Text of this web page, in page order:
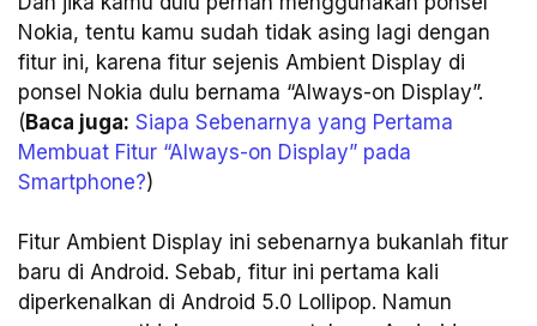
Nokia, tentu kamu sudah tidak asing lagi dengan
fitur ini, karena fitur sejenis Ambient Display di
ponsel Nokia dulu bernama “Always-on Display”.
(Baca juga: Siapa Sebenarnya yang Pertama
Membuat Fitur “Always-on Display” pada
Smartphone?)
Fitur Ambient Display ini sebenarnya bukanlah fitur
baru di Android. Sebab, fitur ini pertama kali
diperkenalkan di Android 5.0 Lollipop. Namun